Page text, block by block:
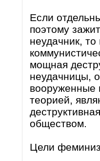
Если
поэтому
неудачник,
мощная
неудачницы,
вооруженные
теорией,
обществом.
Цели